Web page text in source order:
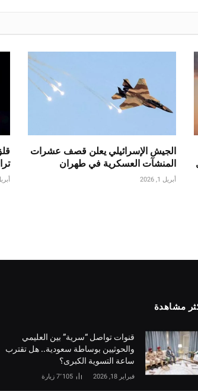
الجيش الإسرائيلي يعلن قصف عشرات
المنشآت العسكرية في طهران
أبريل 1, 2026 أبريل 1,
مشاهدة
قنوات تواصل “سرية” بين العليمي
والحوثيين بوساطة سعودية.. هل تقترب
ساعة التسوية الكبرى؟
فبراير 18, 2026 7٬105 زيارة